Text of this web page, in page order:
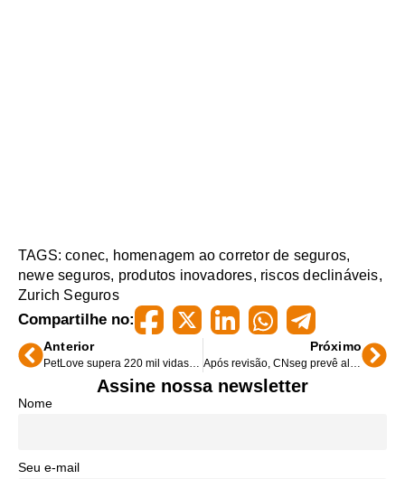
TAGS: conec, homenagem ao corretor de seguros,
newe seguros, produtos inovadores, riscos declináveis,
Zurich Seguros
Compartilhe no:
Anterior
PetLove supera 220 mil vidas nos planos de saúde pet
Próximo
Após revisão, CNseg prevê alta de 9,4% para o mercado em 2023
Assine nossa newsletter
Nome
Seu e-mail